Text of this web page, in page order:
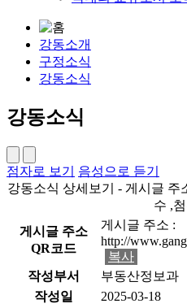
강동소개
구정소식
강동소식
강동소식
점자로 보기
음성으로 듣기
강동소식 상세보기 - 게시글 주
수 ,
게시글 주소
QR코드
게시글 주소 :
http://
복사
작성부서
부동산정보과
작성일
2025-03-18